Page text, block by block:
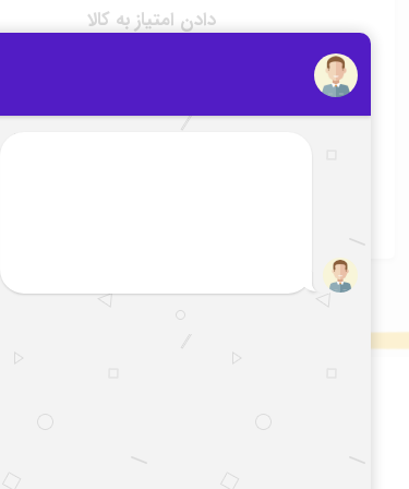
دادن امتیاز به کالا
برای ثبت امتیاز، لازم است ابتدا وارد حساب کاربری
شیراز: